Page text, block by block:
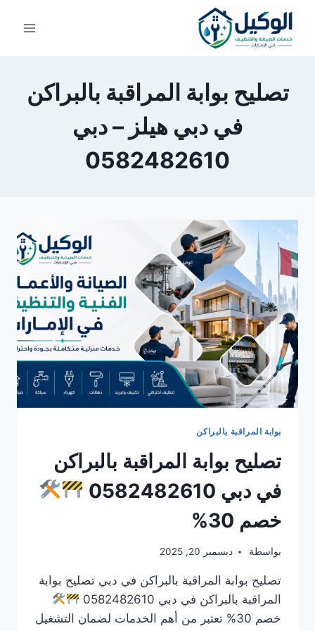
التجاوز
المحتوى
تصليح بوابة المراقبة بالبراكن
في دبي هيلز – دبي
0582482610
بوابة المراقبة بالبراكن
تصليح بوابة المراقبة بالبراكن
في دبي 0582482610
خصم 30%
بواسطة ديسمبر 20, 2025
تصليح بوابة المراقبة بالبراكن في دبي تصليح بوابة
المراقبة بالبراكن في دبي 0582482610
خصم 30% تعتبر من أهم الخدمات لضمان التشغيل